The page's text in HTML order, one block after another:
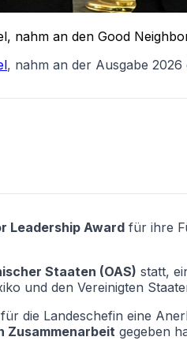
nahm an den Good
, nahm an der Ausgabe
Leadership Award für ihre
Staaten (OAS) statt,
und den Vereinigten
die Landeschefin eine
Zusammenarbeit gegeben